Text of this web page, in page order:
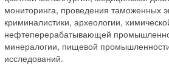
мониторинга, проведения таможенных
криминалистики, археологии,
нефтеперерабатывающей
минералогии, пищевой
исследований.